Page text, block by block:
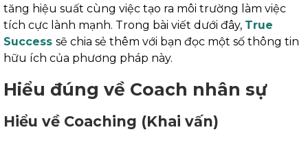
tăng hiệu suất cùng việc tạo ra môi trường làm việc
tích cực lành mạnh. Trong bài viết dưới đây, True
Success sẽ chia sẻ thêm với bạn đọc một số thông tin
hữu ích của phương pháp này.
Hiểu đúng về Coach nhân sự
Hiểu về Coaching (Khai vấn)